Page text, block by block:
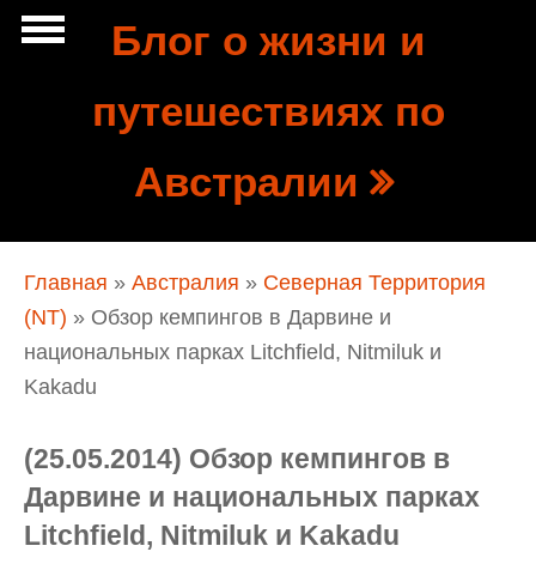
Перейти к основному содержанию
Блог о жизни и
путешествиях по
Австралии
Navigation
Вы здесь
Главная » Австралия » Северная Территория
(NT) » Обзор кемпингов в Дарвине и
национальных парках Litchfield, Nitmiluk и
Kakadu
(25.05.2014) Обзор кемпингов в
Дарвине и национальных парках
Litchfield, Nitmiluk и Kakadu